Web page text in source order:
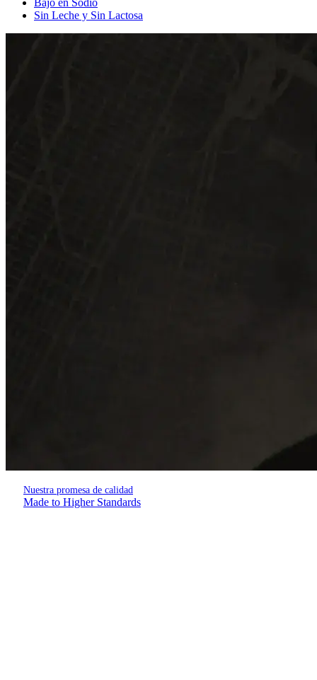
Sin Leche y Sin Lactosa
Nuestra promesa de calidad
Made to Higher Standards